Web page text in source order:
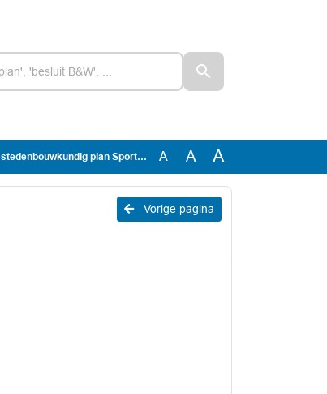
plan Sportpark A A A
Vorige pagina